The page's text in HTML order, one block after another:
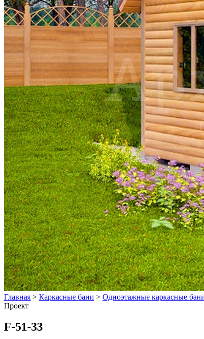
Главная > Каркасные бани > Одноэтажные каркасные
Проект
F-51-33